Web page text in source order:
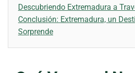
Descubriendo Extremadura a
Conclusión: Extremadura, un
Sorprende